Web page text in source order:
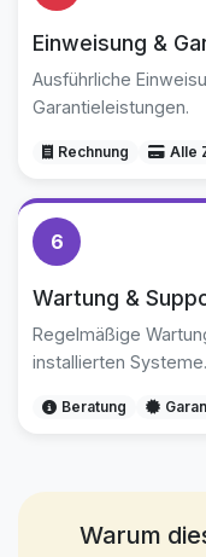
Einweisung &
Ausführliche
Garantieleistungen.
Rechnung Alle
6
Wartung &
Regelmäßige
installierten Systeme.
Beratung
Warum